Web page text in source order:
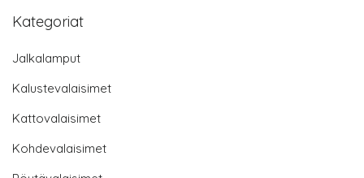
Kategoriat
Jalkalamput
Kalustevalaisimet
Kattovalaisimet
Kohdevalaisimet